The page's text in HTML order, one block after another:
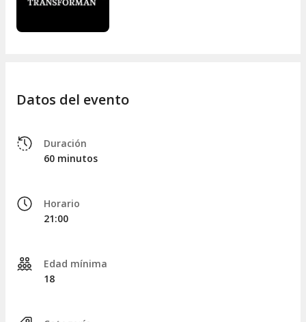
Datos del evento
Duración
60 minutos
Horario
21:00
Edad mínima
18